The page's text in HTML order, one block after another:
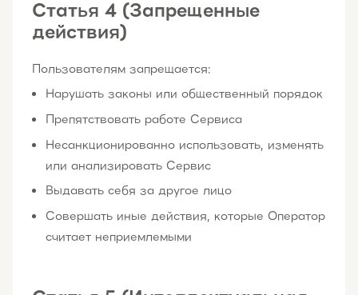
Статья 4 (Запрещенные
действия)
Пользователям запрещается:
Нарушать законы или общественный порядок
Препятствовать работе Сервиса
Несанкционированно использовать, изменять
или анализировать Сервис
Выдавать себя за другое лицо
Совершать иные действия, которые Оператор
считает неприемлемыми